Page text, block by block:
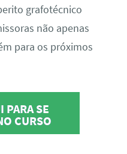
grafotécnico
não apenas
para os próximos
PARA SE
CURSO